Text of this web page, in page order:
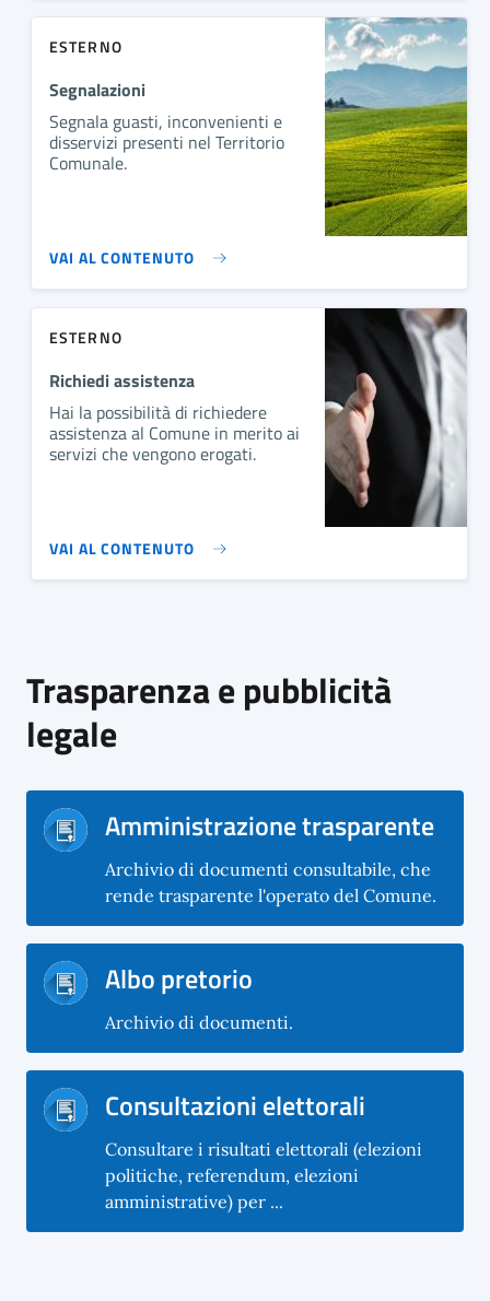
ESTERNO
Segnalazioni
Segnala guasti, inconvenienti e
disservizi presenti nel Territorio
Comunale.
VAI AL CONTENUTO
ESTERNO
Richiedi assistenza
Hai la possibilità di richiedere
assistenza al Comune in merito ai
servizi che vengono erogati.
VAI AL CONTENUTO
Trasparenza e pubblicità
legale
Amministrazione trasparente
Archivio di documenti consultabile, che
rende trasparente l'operato del Comune.
Albo pretorio
Archivio di documenti.
Consultazioni elettorali
Consultare i risultati elettorali (elezioni
politiche, referendum, elezioni
amministrative) per ...